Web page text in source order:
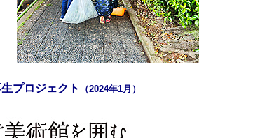
プロジェクト （2024年1月）